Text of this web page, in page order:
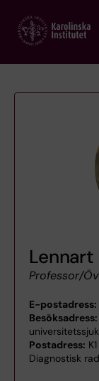
main
Professor/
E-postadress:
Besöksadress:
Postadress:
Diagnostisk